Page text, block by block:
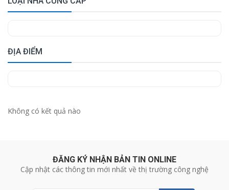
ĐỊA ĐIỂM
Không có kết quả nào
ĐĂNG KÝ NHẬN BẢN TIN ONLINE
Cập nhật các thông tin mới nhất về thị trường công nghệ